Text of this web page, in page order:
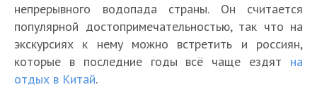
непрерывного водопада страны. Он считается
популярной достопримечательностью, так что на
экскурсиях к нему можно встретить и россиян,
которые в последние годы всё чаще ездят на
отдых в Китай.